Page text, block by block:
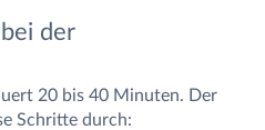
der
20 bis 40 Minuten. Der
Schritte durch: